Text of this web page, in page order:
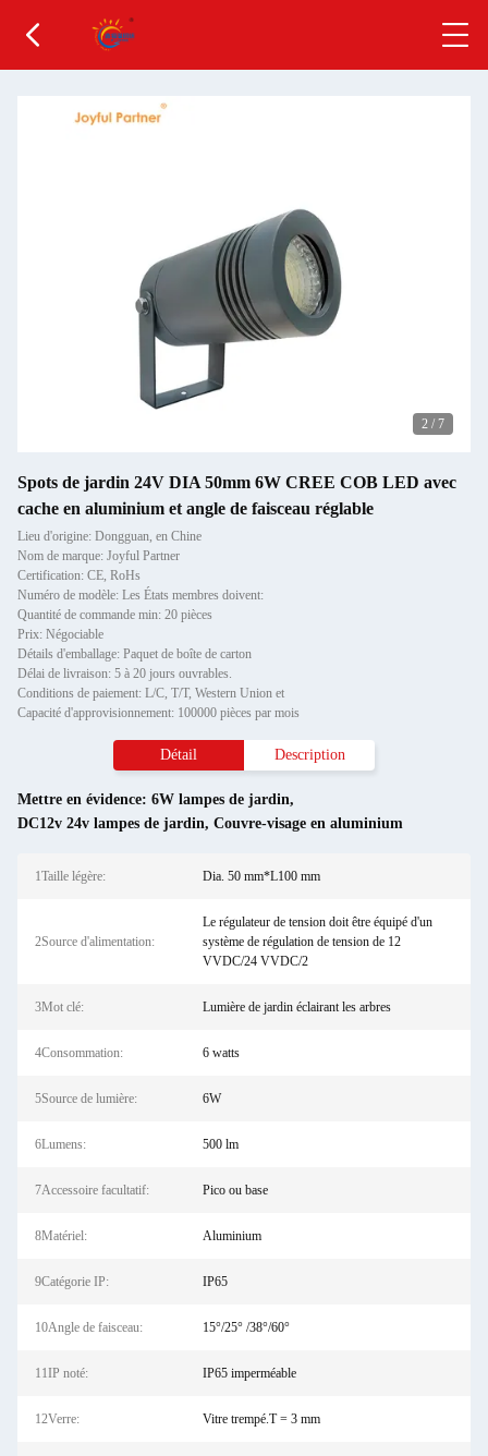
2 / 7
Spots de jardin 24V DIA 50mm 6W CREE COB LED avec
cache en aluminium et angle de faisceau réglable
Lieu d'origine: Dongguan, en Chine
Nom de marque: Joyful Partner
Certification: CE, RoHs
Numéro de modèle: Les États membres doivent:
Quantité de commande min: 20 pièces
Prix: Négociable
Détails d'emballage: Paquet de boîte de carton
Délai de livraison: 5 à 20 jours ouvrables.
Conditions de paiement: L/C, T/T, Western Union et
Capacité d'approvisionnement: 100000 pièces par mois
Détail Description
Mettre en évidence: 6W lampes de jardin,
DC12v 24v lampes de jardin, Couvre-visage en aluminium
1Taille légère: Dia. 50 mm*L100 mm
2Source d'alimentation:
Le régulateur de tension doit être équipé d'un
système de régulation de tension de 12
VVDC/24 VVDC/2
3Mot clé: Lumière de jardin éclairant les arbres
4Consommation: 6 watts
5Source de lumière: 6W
6Lumens: 500 lm
7Accessoire facultatif: Pico ou base
8Matériel: Aluminium
9Catégorie IP: IP65
10Angle de faisceau: 15°/25° /38°/60°
11IP noté: IP65 imperméable
12Verre: Vitre trempé.T = 3 mm